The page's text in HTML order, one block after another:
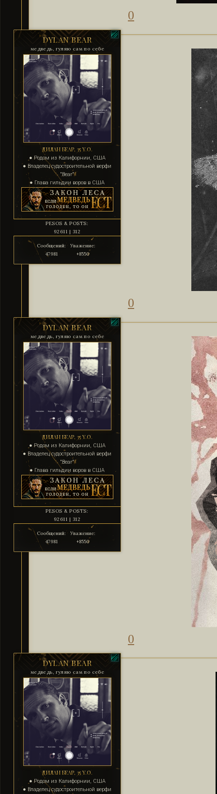
0
DYLAN BEAR
медведь, гуляю сам по себе
ДИЛАН БЕАР, 35 Y.O.
● Родом из Калифорнии, США
● Владелец судостроительной верфи
"Bear"
● Глава гильдии воров в США
PESOS & POSTS:
92611 | 312
Сообщений:
47981
Уважение:
+8550
0
DYLAN BEAR
медведь, гуляю сам по себе
ДИЛАН БЕАР, 35 Y.O.
● Родом из Калифорнии, США
● Владелец судостроительной верфи
"Bear"
● Глава гильдии воров в США
PESOS & POSTS:
92611 | 312
Сообщений:
47981
Уважение:
+8550
0
DYLAN BEAR
медведь, гуляю сам по себе
ДИЛАН БЕАР, 35 Y.O.
● Родом из Калифорнии, США
● Владелец судостроительной верфи